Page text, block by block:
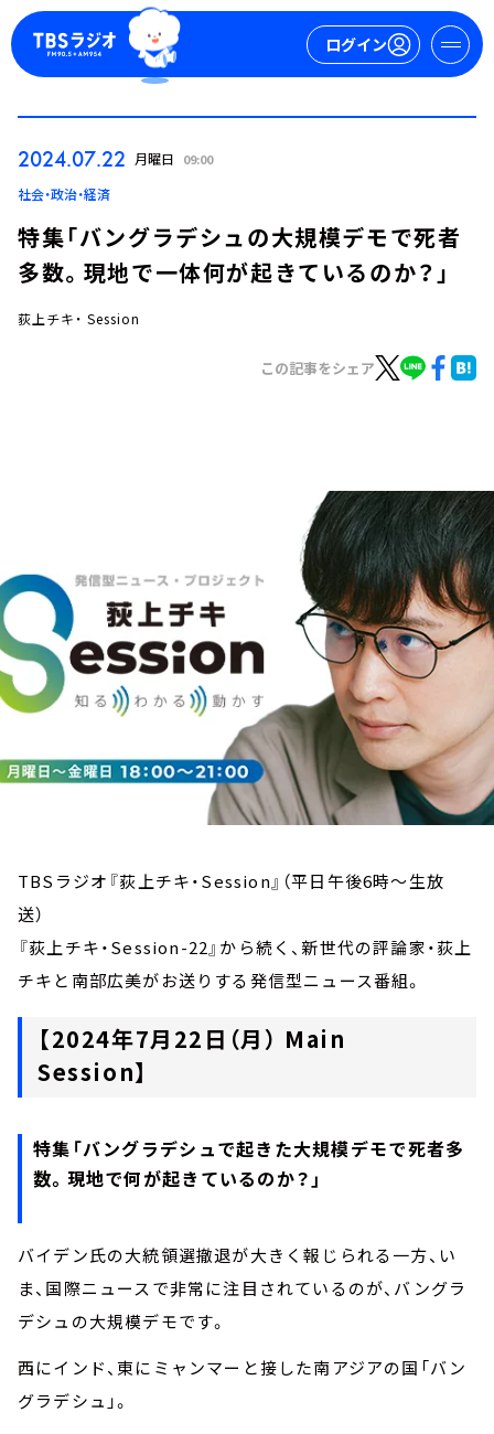
ログイン
会社情報
2024.07.22 月曜日 09:00
社会・政治・経済
特集「バングラデシュの大規模デモで死者
多数。現地で一体何が起きているのか？」
荻上チキ・ Session
この記事をシェア
TBSラジオ『荻上チキ・Session』（平日午後6時～生放
送）
『荻上チキ・Session-22』から続く、新世代の評論家・荻上
チキと南部広美がお送りする発信型ニュース番組。
【2024年7月22日（月） Main
Session】
特集「バングラデシュで起きた大規模デモで死者多
数。現地で何が起きているのか？」
バイデン氏の大統領選撤退が大きく報じられる一方、い
ま、国際ニュースで非常に注目されているのが、バングラ
デシュの大規模デモです。
西にインド、東にミャンマーと接した南アジアの国「バン
グラデシュ」。